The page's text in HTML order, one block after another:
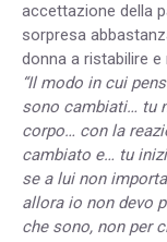
accettazione della
sorpresa
donna a ristabilire
“Il modo in cui
sono cambiati… tu
corpo… con la
cambiato e… tu
se a lui non
allora io non devo
che sono, non per